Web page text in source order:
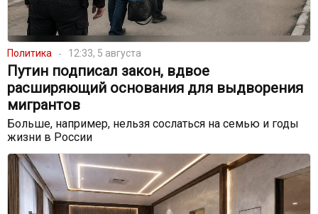
Политика 12:33, 5 августа
Путин подписал закон, вдвое
расширяющий основания для выдворения
мигрантов
Больше, например, нельзя сослаться на семью и годы
жизни в России